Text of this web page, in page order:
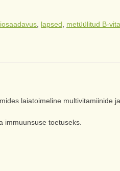
lapsed metüülitud B-
laiatoimeline multivitamiinide
immuunsuse toetuseks.